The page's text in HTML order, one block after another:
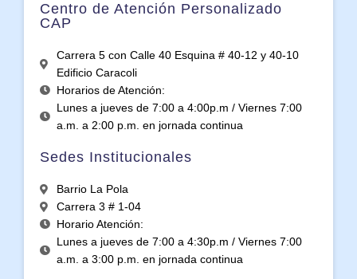
Centro de Atención Personalizado
CAP
Carrera 5 con Calle 40 Esquina # 40-12 y 40-10
Edificio Caracoli
Horarios de Atención:
Lunes a jueves de 7:00 a 4:00p.m / Viernes 7:00
a.m. a 2:00 p.m. en jornada continua
Sedes Institucionales
Barrio La Pola
Carrera 3 # 1-04
Horario Atención:
Lunes a jueves de 7:00 a 4:30p.m / Viernes 7:00
a.m. a 3:00 p.m. en jornada continua